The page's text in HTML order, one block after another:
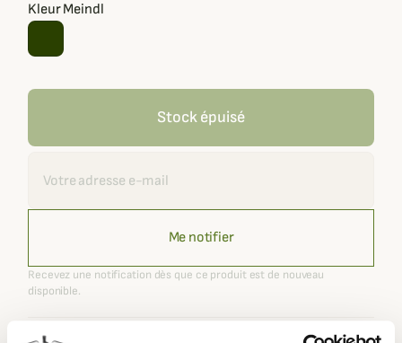
Kleur Meindl
Stock épuisé
Me notifier
Recevez une notification dès que ce produit est de nouveau
disponible.